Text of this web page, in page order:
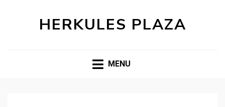
HERKULES PLAZA
MENU